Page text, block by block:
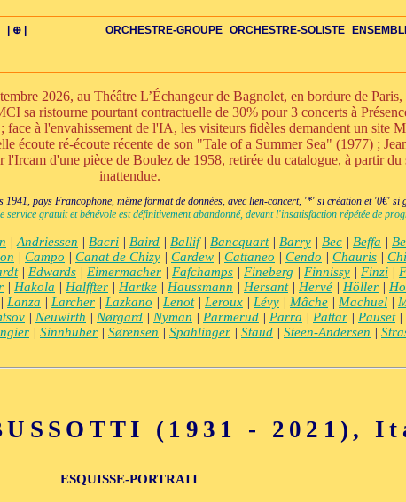
ÉCOLES CONTACT
PLAN FAQS GLOSSAIRE AUTEUR CHERCHE
PERSPECTIVE ITINÉRAIRES XXL-SCOPE
INDIV
| ⊕ |
BONUS-FILMS BONUS-VINS OPÉRA-
CHORAL-CHAMBRE
VOIX-SOLO-CHAMBRE
LIEDER CLARINETTE-S
FLÛTE-S
CORDES-S
PIANO-SOLO CHAMBRE-DIV
CORDES
QUATUOR ENS-
ENS-VOIX
ENSEMBLE
ORCHESTRE-SOLISTE
+BOIS-VENTS-C
CLARINETTE-C
FLÛTE-C
DOUBLE-C+
CELLO-C
C
ORCHESTRE-GROUPE
ORCH-
PETIT+VOIX
PETIT-INSTR
GRAND+VOIX
GRAND-INSTR-SEULS
2026, au Théâtre L’Échangeur de Bagnolet, en bordure de
sa ristourne pourtant contractuelle de 30% pour 3 concerts à
à l'envahissement de l'IA, les visiteurs fidèles demandent un site
écoute ré-écoute récente de son "Tale of a Summer Sea" (1977) ;
d'une pièce de Boulez de 1958, retirée du catalogue, à partir
inattendue.
pays Francophone, même format de données, avec lien-concert, '*' si création et '0€' si
gratuit et bénévole est définitivement abandonné, devant l'insatisfaction répétée de
| Andriessen | Bacri | Baird | Ballif| Bancquart| Barry | Bec | Beffa |
| Campo | Canat de Chizy | Cardew | Cattaneo | Cendo | Chauris |
| Edwards | Eimermacher | Fafchamps | Fineberg | Finnissy | Finzi |
| Hakola | Halffter | Hartke | Haussmann | Hersant| Hervé | Höller |
| Lanza | Larcher | Lazkano | Lenot| Leroux | Lévy | Mâche | Machuel |
| Neuwirth | Nørgard | Nyman | Parmerud | Parra | Pattar | Pauset|
| Sinnhuber | Sørensen | Spahlinger | Staud | Steen-Andersen |
(1931 - 2021),
ESQUISSE-PORTRAIT